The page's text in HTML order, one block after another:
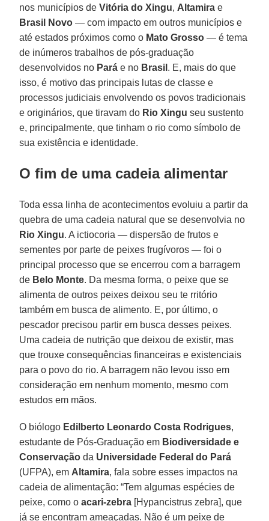
nos municípios de Vitória do Xingu, Altamira e
Brasil Novo — com impacto em outros municípios e
até estados próximos como o Mato Grosso — é tema
de inúmeros trabalhos de pós-graduação
desenvolvidos no Pará e no Brasil . E, mais do que
isso, é motivo das principais lutas de classe e
processos judiciais envolvendo os povos tradicionais
e originários, que tiravam do Rio Xingu seu sustento
e, principalmente, que tinham o rio como símbolo de
sua existência e identidade.
O fim de uma cadeia alimentar
Toda essa linha de acontecimentos evoluiu a partir da
quebra de uma cadeia natural que se desenvolvia no
Rio Xingu. A ictiocoria — dispersão de frutos e
sementes por parte de peixes frugívoros — foi o
principal processo que se encerrou com a barragem
de Belo Monte. Da mesma forma, o peixe que se
alimenta de outros peixes deixou seu te rritório
também em busca de alimento. E, por último, o
pescador precisou partir em busca desses peixes.
Uma cadeia de nutrição que deixou de existir, mas
que trouxe consequências financeiras e existenciais
para o povo do rio. A barragem não levou isso em
consideração em nenhum momento, mesmo com
estudos em mãos.
O biólogo Edilberto Leonardo Costa Rodrigues,
estudante de Pós-Graduação em Biodiversidade e
Conservaçãoda Universidade Federal do Pará
(UFPA), em Altamira, fala sobre esses impactos na
cadeia de alimentação: “Tem algumas espécies de
peixe, como o acari-zebra [Hypancistrus zebra], que
já se encontram ameaçadas. Não é um peixe de